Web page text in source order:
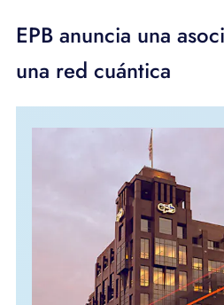
Televisión
Teléfono
EPB anuncia una
una red cuántica